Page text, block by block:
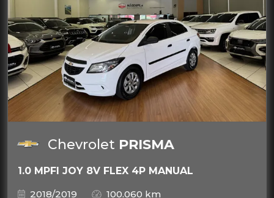
Chevrolet PRISMA
1.0 MPFI JOY 8V FLEX 4P MANUAL
2018/2019
100.060 km